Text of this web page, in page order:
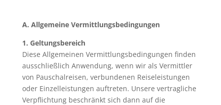
A. Allgemeine Vermittlungsbedingungen
1. Geltungsbereich
Diese Allgemeinen Vermittlungsbedingungen finden
ausschließlich Anwendung, wenn wir als Vermittler
von Pauschalreisen, verbundenen Reiseleistungen
oder Einzelleistungen auftreten. Unsere vertragliche
Verpflichtung beschränkt sich dann auf die